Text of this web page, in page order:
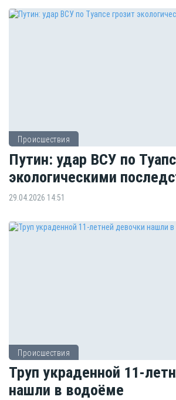
Происшествия
Путин: удар ВСУ по
экологическими
29.04.2026 14:51
Происшествия
Труп украденной 11-
нашли в водоёме